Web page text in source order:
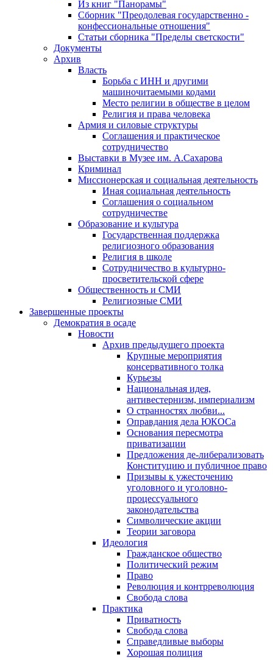
Из книг "Панорамы"
Сборник "Преодолевая государственно -
конфессиональные отношения"
Статьи сборника "Пределы светскости"
Документы
Архив
Власть
Борьба с ИНН и другими
машиночитаемыми кодами
Место религии в обществе в целом
Религия и права человека
Армия и силовые структуры
Соглашения и практическое
сотрудничество
Выставки в Музее им. А.Сахарова
Криминал
Миссионерская и социальная деятельность
Иная социальная деятельность
Соглашения о социальном
сотрудничестве
Образование и культура
Государственная поддержка
религиозного образования
Религия в школе
Сотрудничество в культурно-
просветительской сфере
Общественность и СМИ
Религиозные СМИ
Завершенные проекты
Демократия в осаде
Новости
Архив предыдущего проекта
Крупные мероприятия
консервативного толка
Курьезы
Национальная идея,
антивестернизм, империализм
О странностях любви...
Оправдания дела ЮКОСа
Основания пересмотра
приватизации
Предложения де-либерализовать
Конституцию и публичное право
Призывы к ужесточению
уголовного и уголовно-
процессуального
законодательства
Символические акции
Теории заговора
Идеология
Гражданское общество
Политический режим
Право
Революция и контрреволюция
Свобода слова
Практика
Приватность
Свобода слова
Справедливые выборы
Хорошая полиция